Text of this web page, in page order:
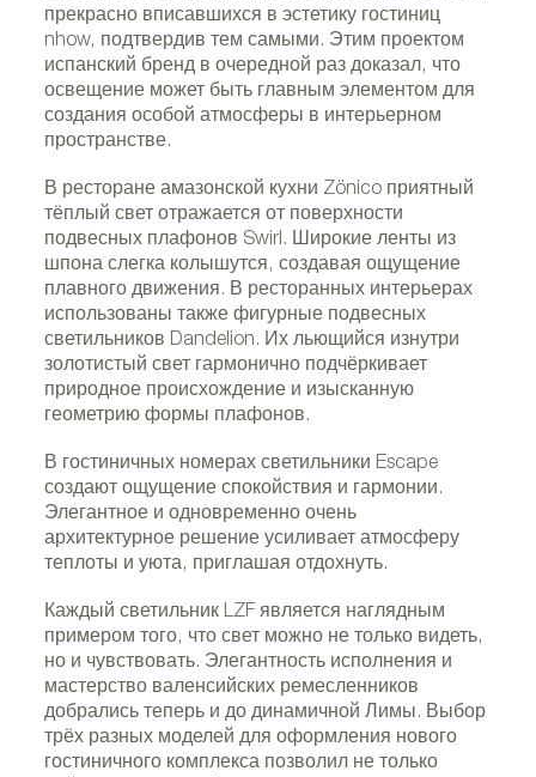
прекрасно вписавшихся в эстетику гостиниц
nhow, подтвердив тем самыми. Этим проектом
испанский бренд в очередной раз доказал, что
освещение может быть главным элементом для
создания особой атмосферы в интерьерном
пространстве.
В ресторане амазонской кухни Zönico приятный
тёплый свет отражается от поверхности
подвесных плафонов Swirl. Широкие ленты из
шпона слегка колышутся, создавая ощущение
плавного движения. В ресторанных интерьерах
использованы также фигурные подвесных
светильников Dandelion. Их льющийся изнутри
золотистый свет гармонично подчёркивает
природное происхождение и изысканную
геометрию формы плафонов.
В гостиничных номерах светильники Escape
создают ощущение спокойствия и гармонии.
Элегантное и одновременно очень
архитектурное решение усиливает атмосферу
теплоты и уюта, приглашая отдохнуть.
Каждый светильник LZF является наглядным
примером того, что свет можно не только видеть,
но и чувствовать. Элегантность исполнения и
мастерство валенсийских ремесленников
добрались теперь и до динамичной Лимы. Выбор
трёх разных моделей для оформления нового
гостиничного комплекса позволил не только